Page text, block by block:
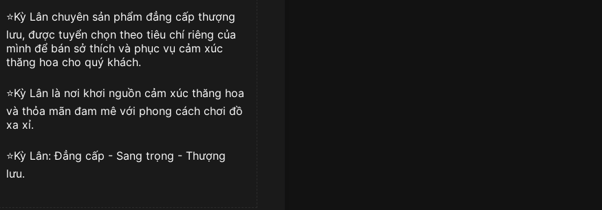
001
lượng
⭐️Kỳ Lân chuyên sản phẩm đẳng cấp thượng
lưu, được tuyển chọn theo tiêu chí riêng của
mình để bán sở thích và phục vụ cảm xúc
thăng hoa cho quý khách.
⭐️Kỳ Lân là nơi khơi nguồn cảm xúc thăng hoa
và thỏa mãn đam mê với phong cách chơi đồ
xa xỉ.
⭐️Kỳ Lân: Đẳng cấp - Sang trọng - Thượng
lưu.